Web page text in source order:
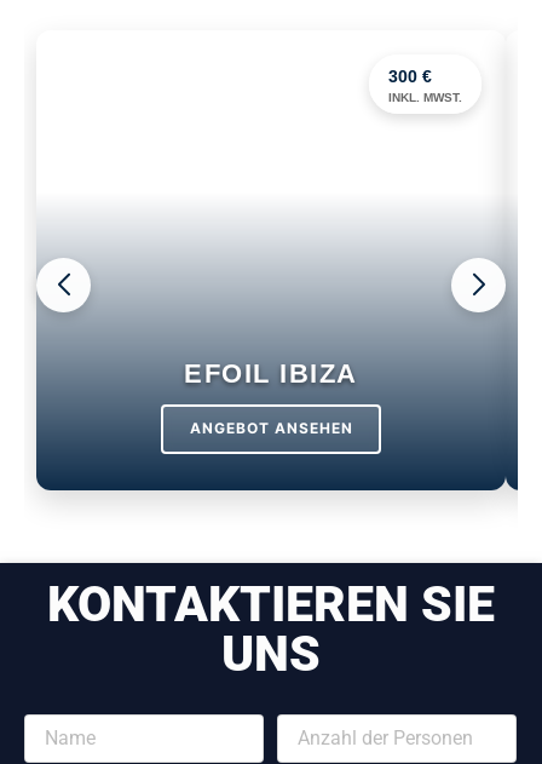
300 €
INKL. MWST.
EFOIL IBIZA
ANGEBOT ANSEHEN
KONTAKTIEREN SIE
UNS